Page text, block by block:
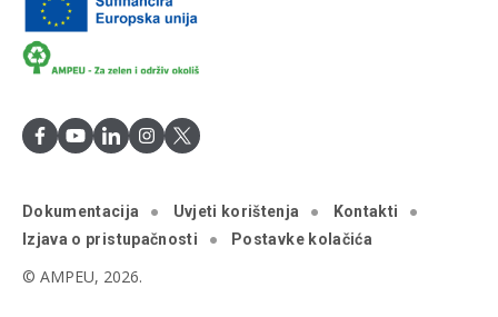
Dokumentacija Uvjeti korištenja
Kontakti
Izjava o pristupačnosti
Postavke kolačića
© AMPEU, 2026.